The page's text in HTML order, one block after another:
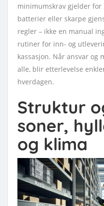
minimumskrav gjelder for
batterier eller skarpe
regler – ikke en manual
rutiner for inn- og
kassasjon. Når ansvar og
alle, blir etterlevelse
hverdagen.
Struktur
soner,
og klima